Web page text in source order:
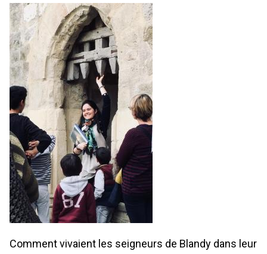
Comment vivaient les seigneurs de Blandy dans leur